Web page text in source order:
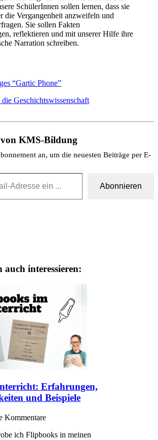
SchülerInnen sollen lernen, dass sie
die Vergangenheit anzweifeln und
Sie sollen Fakten
reflektieren und mit unserer Hilfe ihre
Narration schreiben.
“Gartic Phone”
Geschichtswissenschaft
KMS-Bildung
an, um die neuesten Beiträge per E-
Abonnieren
auch interessieren:
Erfahrungen,
und Beispiele
Kommentare
ich Flipbooks in meinen